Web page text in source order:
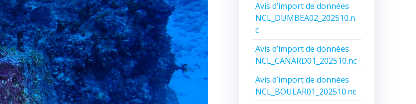
Avis d’import de données
NCL_DUMBEA02_202510.n
c
Avis d’import de données
NCL_CANARD01_202510.nc
Avis d’import de données
NCL_BOULAR01_202510.nc